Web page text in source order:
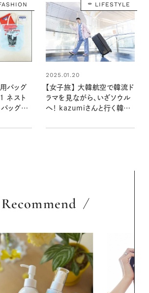
バッグ
ネスト
ッグ：モ
LIFESTYLE
2025.01.20
【女子旅】 大韓航空で韓流ド
ラマを見ながら、いざソウル
へ！ kazumiさんと行く韓国
Recommend